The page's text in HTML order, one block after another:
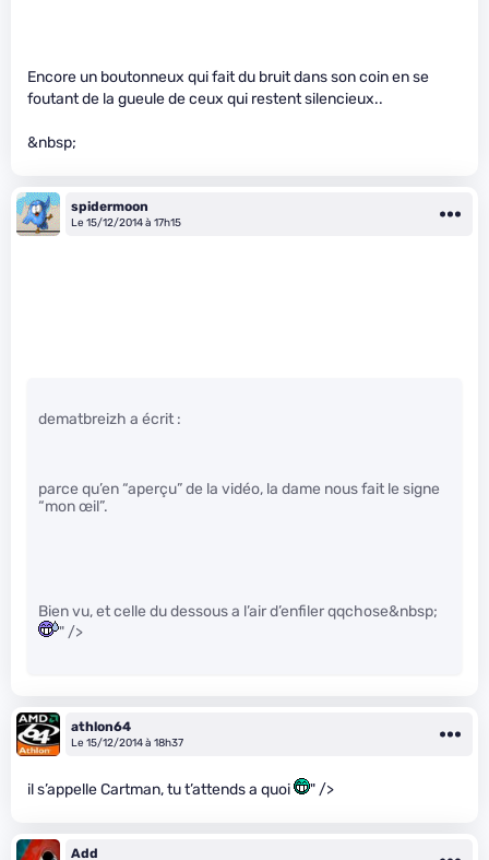
Encore un boutonneux qui fait du bruit dans son coin en se
foutant de la gueule de ceux qui restent silencieux..
&nbsp;
spidermoon
Le 15/12/2014 à 17h15
dematbreizh a écrit :
parce qu’en “aperçu” de la vidéo, la dame nous fait le signe
“mon œil”.
Bien vu, et celle du dessous a l’air d’enfiler qqchose&nbsp;
" />
athlon64
Le 15/12/2014 à 18h37
il s’appelle Cartman, tu t’attends a quoi " />
Add